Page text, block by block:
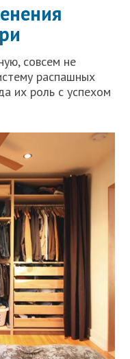
совсем не
распашных
их роль с успехом